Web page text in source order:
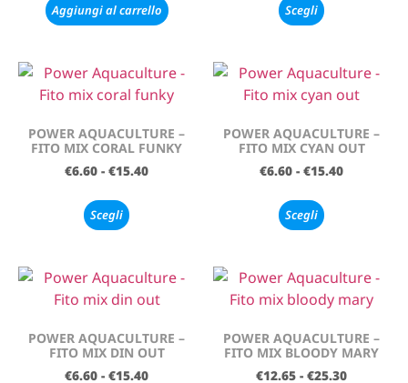
Aggiungi al carrello Scegli
POWER AQUACULTURE –
FITO MIX CORAL FUNKY
€6.60 - €15.40
Scegli
POWER AQUACULTURE –
FITO MIX CYAN OUT
€6.60 - €15.40
Scegli
POWER AQUACULTURE –
FITO MIX DIN OUT
€6.60 - €15.40
POWER AQUACULTURE –
FITO MIX BLOODY MARY
€12.65 - €25.30